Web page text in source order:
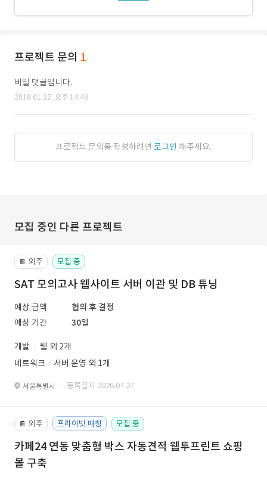
프로젝트 문의 1
비밀 댓글입니다.
2018.01.22. 오후 14:43
프로젝트 문의를 작성하려면 로그인 해주세요.
모집 중인 다른 프로젝트
📔 외주 모집 중
SAT 모의고사 웹사이트 서버 이관 및 DB 튜닝
예상 금액
협의 후 결정
예상 기간
30일
개발
웹 외 2개
네트워크ㆍ서버 운영 외 1개
서울특별시 · 등록일자 2026.07.27.
📔 외주 프라이빗 매칭 모집 중
카페24 연동 맞춤형 박스 자동견적 웹투프린트 쇼핑
몰 구축